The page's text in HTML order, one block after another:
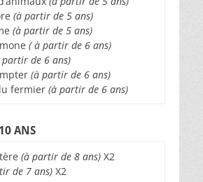
(à partir de 5 ans)
(à partir de 5 ans)
( à partir de 6 ans)
de 6 ans)
(à partir de 6 ans)
fermier(à partir de 6 ans)
ANS
(à partir de 8 ans) X2
de 7 ans) X2